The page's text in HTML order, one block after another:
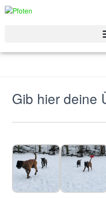
Gib hier deine